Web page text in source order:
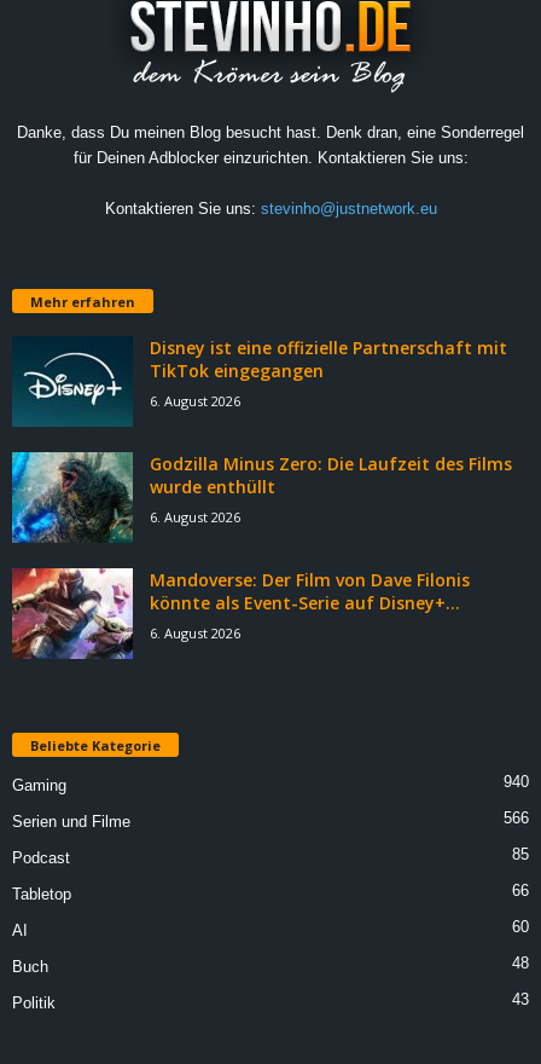
Danke, dass Du meinen Blog besucht hast. Denk dran, eine Sonderregel
für Deinen Adblocker einzurichten. Kontaktieren Sie uns:
Kontaktieren Sie uns: stevinho@justnetwork.eu
Mehr erfahren
Disney ist eine offizielle Partnerschaft mit
TikTok eingegangen
6. August 2026
Godzilla Minus Zero: Die Laufzeit des Films
wurde enthüllt
6. August 2026
Mandoverse: Der Film von Dave Filonis
könnte als Event-Serie auf Disney+...
6. August 2026
Beliebte Kategorie
Gaming 940
Serien und Filme 566
Podcast 85
Tabletop 66
AI 60
Buch 48
Politik 43